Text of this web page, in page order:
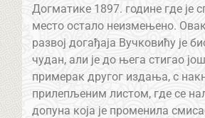
Догматике 1897. године где је
место остало неизмењено.
развој догађаја Вучковићу је
чудан, али је до њега стигао
примерак другог издања, с
прилепљеним листом, где се
допуна која је променила